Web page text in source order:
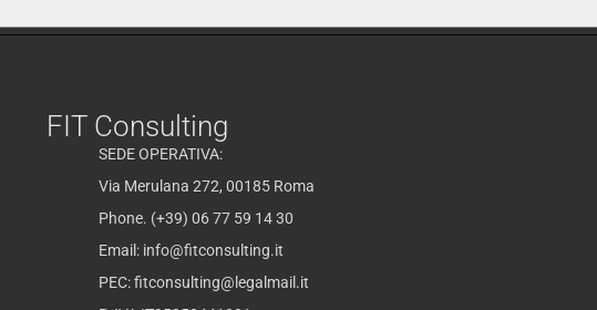
FIT Consulting
SEDE OPERATIVA:
Via Merulana 272, 00185 Roma
Phone. (+39) 06 77 59 14 30
Email: info@fitconsulting.it
PEC:fitconsulting@legalmail.it